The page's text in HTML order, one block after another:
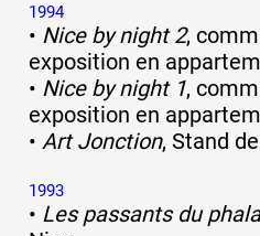
1994
• Nice by night 2,
exposition en
• Nice by night 1,
exposition en
• Art Jonction, Stand
1993
• Les passants du